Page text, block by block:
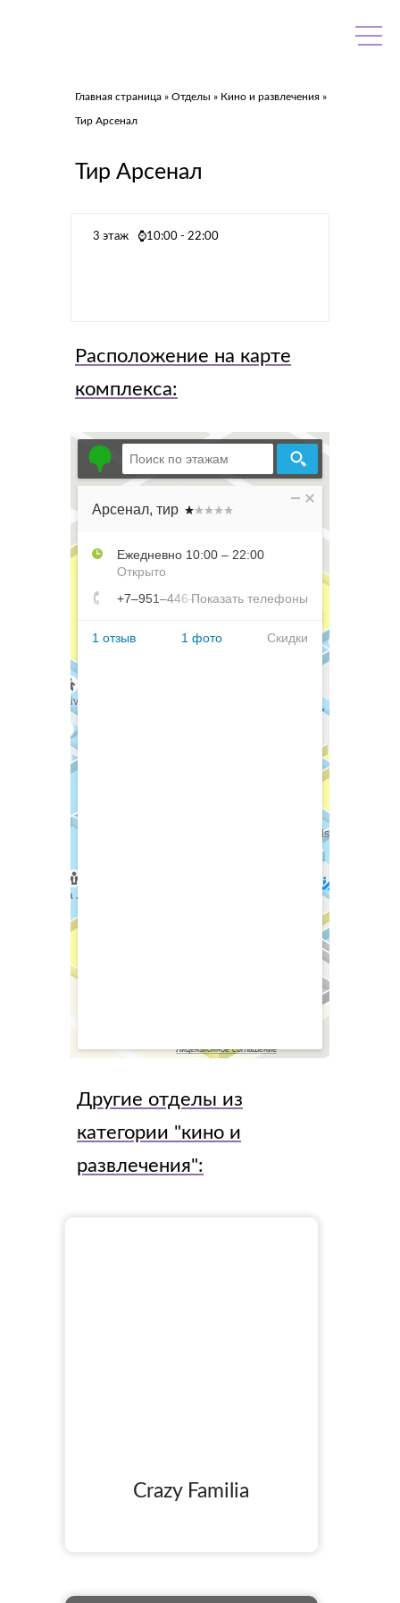
Главная страница » Отделы » Кино и развлечения »
Тир Арсенал
Тир Арсенал
3 этаж ⌚10:00 - 22:00
Расположение на карте
комплекса:
Другие отделы из
категории "кино и
развлечения":
Crazy Familia